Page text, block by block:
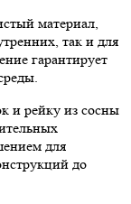
материал,
так и для
гарантирует
и рейку из сосны
для
до